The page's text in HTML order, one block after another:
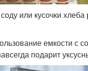
или кусочки
емкости
подарит